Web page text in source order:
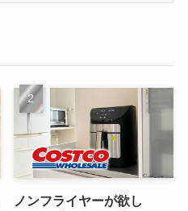
ノンフライヤーが欲し